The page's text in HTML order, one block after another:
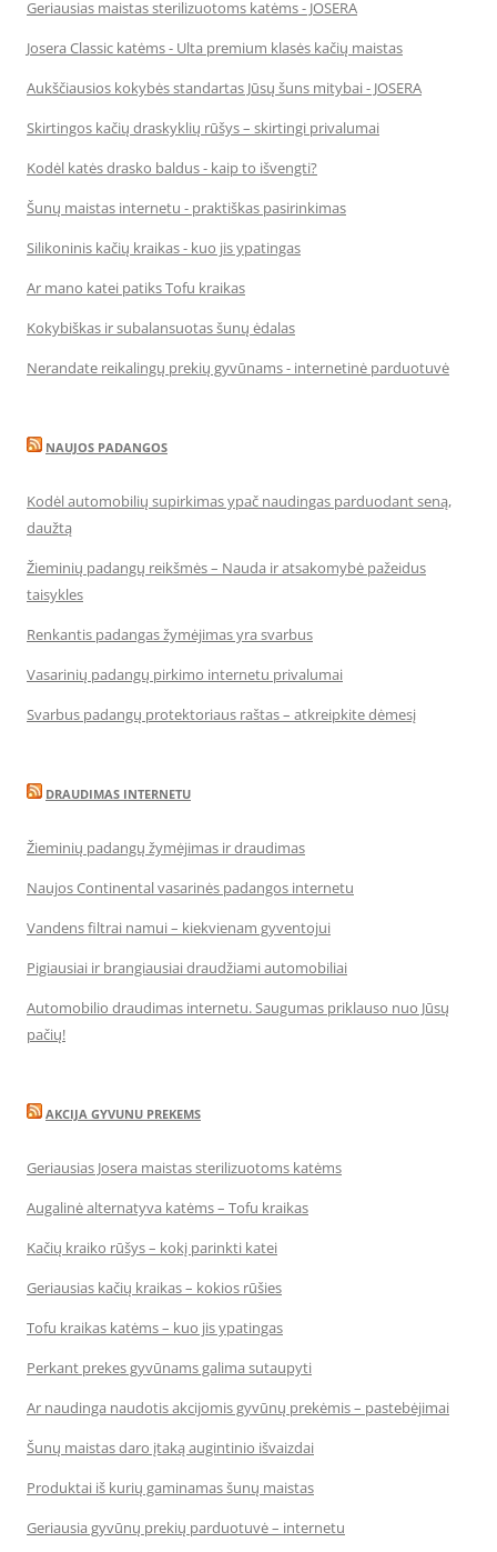
Geriausias maistas sterilizuotoms katėms - JOSERA
Josera Classic katėms - Ulta premium klasės kačių maistas
Aukščiausios kokybės standartas Jūsų šuns mitybai - JOSERA
Skirtingos kačių draskyklių rūšys – skirtingi privalumai
Kodėl katės drasko baldus - kaip to išvengti?
Šunų maistas internetu - praktiškas pasirinkimas
Silikoninis kačių kraikas - kuo jis ypatingas
Ar mano katei patiks Tofu kraikas
Kokybiškas ir subalansuotas šunų ėdalas
Nerandate reikalingų prekių gyvūnams - internetinė parduotuvė
NAUJOS PADANGOS
Kodėl automobilių supirkimas ypač naudingas parduodant seną,
daužtą
Žieminių padangų reikšmės – Nauda ir atsakomybė pažeidus
taisykles
Renkantis padangas žymėjimas yra svarbus
Vasarinių padangų pirkimo internetu privalumai
Svarbus padangų protektoriaus raštas – atkreipkite dėmesį
DRAUDIMAS INTERNETU
Žieminių padangų žymėjimas ir draudimas
Naujos Continental vasarinės padangos internetu
Vandens filtrai namui – kiekvienam gyventojui
Pigiausiai ir brangiausiai draudžiami automobiliai
Automobilio draudimas internetu. Saugumas priklauso nuo Jūsų
pačių!
AKCIJA GYVUNU PREKEMS
Geriausias Josera maistas sterilizuotoms katėms
Augalinė alternatyva katėms – Tofu kraikas
Kačių kraiko rūšys – kokį parinkti katei
Geriausias kačių kraikas – kokios rūšies
Tofu kraikas katėms – kuo jis ypatingas
Perkant prekes gyvūnams galima sutaupyti
Ar naudinga naudotis akcijomis gyvūnų prekėmis – pastebėjimai
Šunų maistas daro įtaką augintinio išvaizdai
Produktai iš kurių gaminamas šunų maistas
Geriausia gyvūnų prekių parduotuvė – internetu